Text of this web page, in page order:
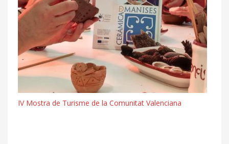
IV Mostra de Turisme de la Comunitat Valenciana